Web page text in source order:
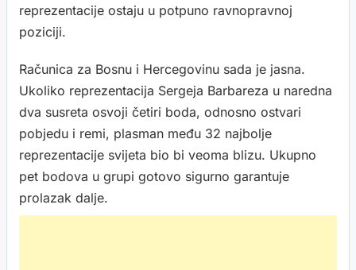
reprezentacije ostaju u potpuno ravnopravnoj
poziciji.
Računica za Bosnu i Hercegovinu sada je jasna.
Ukoliko reprezentacija Sergeja Barbareza u naredna
dva susreta osvoji četiri boda, odnosno ostvari
pobjedu i remi, plasman među 32 najbolje
reprezentacije svijeta bio bi veoma blizu. Ukupno
pet bodova u grupi gotovo sigurno garantuje
prolazak dalje.